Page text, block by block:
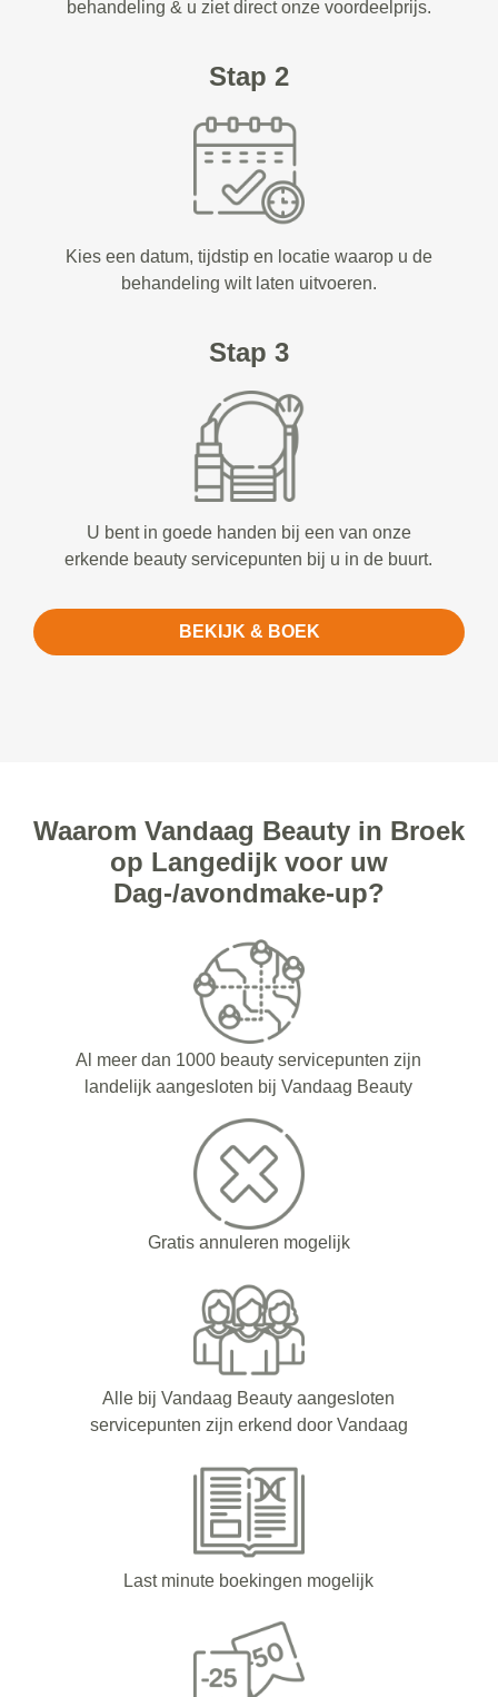
behandeling & u ziet direct onze voordeelprijs.
Stap 2
Kies een datum, tijdstip en locatie waarop u de
behandeling wilt laten uitvoeren.
Stap 3
U bent in goede handen bij een van onze
erkende beauty servicepunten bij u in de buurt.
BEKIJK & BOEK
Waarom Vandaag Beauty in Broek
op Langedijk voor uw
Dag-/avondmake-up?
Al meer dan 1000 beauty servicepunten zijn
landelijk aangesloten bij Vandaag Beauty
Gratis annuleren mogelijk
Alle bij Vandaag Beauty aangesloten
servicepunten zijn erkend door Vandaag
Last minute boekingen mogelijk